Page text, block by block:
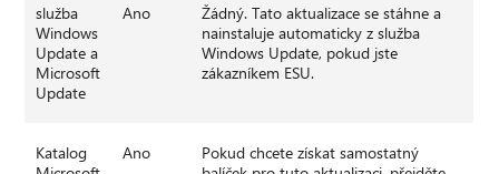
služba
Windows
Update a
Microsoft
Update
Ano
Žádný. Tato aktualizace se stáhne a
nainstaluje automaticky z služba
Windows Update, pokud jste
zákazníkem ESU.
Katalog
Ano
Pokud chcete získat samostatný